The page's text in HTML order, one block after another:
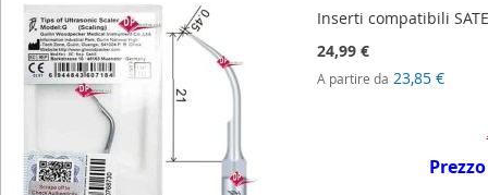
Inserti compatibili
24,99 €
A partire da 23,85 €